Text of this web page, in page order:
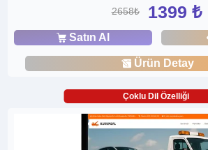
2658₺ 1399 ₺
Satın Al
Ürün Detay
Çoklu Dil Özelliği